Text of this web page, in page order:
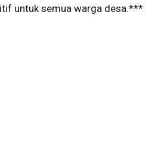
untuk semua warga desa.***